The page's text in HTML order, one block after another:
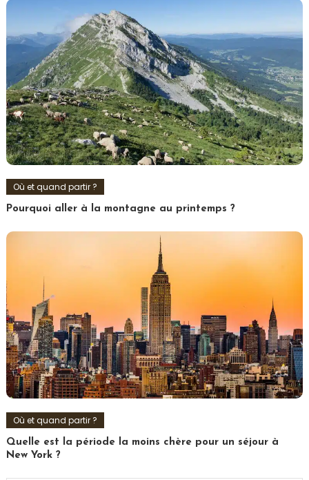
Où et quand partir ?
Pourquoi aller à la montagne au printemps ?
Où et quand partir ?
Quelle est la période la moins chère pour un séjour à
New York ?